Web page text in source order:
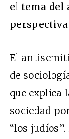
el tema del
El
de
que explica
sociedad
“los